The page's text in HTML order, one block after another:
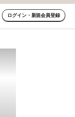
ログイン・新規会員登録